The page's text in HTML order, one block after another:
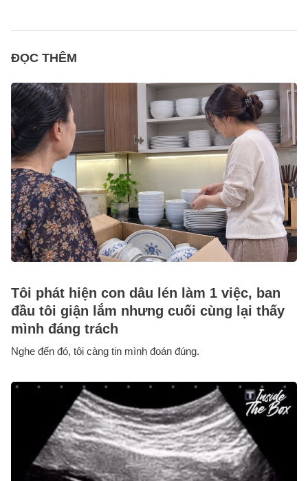
ĐỌC THÊM
Tôi phát hiện con dâu lén làm 1 việc, ban
đầu tôi giận lắm nhưng cuối cùng lại thấy
mình đáng trách
Nghe đến đó, tôi càng tin mình đoán đúng.